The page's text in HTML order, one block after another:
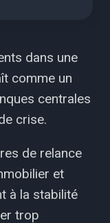
dans une
comme un
centrales
crise.
de relance
et
à la stabilité
trop